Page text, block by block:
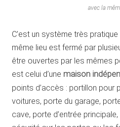
avec la
C’est un système très
même lieu est fermé par
être ouvertes par les mêmes
est celui d’une maison
points d’accès : portillon pour
voitures, porte du garage,
cave, porte d’entrée